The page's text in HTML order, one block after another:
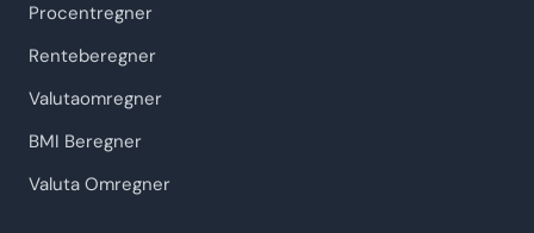
Procentregner
Renteberegner
Valutaomregner
BMI Beregner
Valuta Omregner